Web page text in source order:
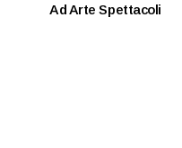
Ad Arte Spettacoli